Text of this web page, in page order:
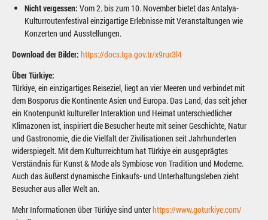
Nicht vergessen: Vom 2. bis zum 10. November bietet das Antalya-
Kulturroutenfestival einzigartige Erlebnisse mit Veranstaltungen wie
Konzerten und Ausstellungen.
Download der Bilder: https://docs.tga.gov.tr/x9rur3l4
Über Türkiye:
Türkiye, ein einzigartiges Reiseziel, liegt an vier Meeren und verbindet mit
dem Bosporus die Kontinente Asien und Europa. Das Land, das seit jeher
ein Knotenpunkt kultureller Interaktion und Heimat unterschiedlicher
Klimazonen ist, inspiriert die Besucher heute mit seiner Geschichte, Natur
und Gastronomie, die die Vielfalt der Zivilisationen seit Jahrhunderten
widerspiegelt. Mit dem Kulturreichtum hat Türkiye ein ausgeprägtes
Verständnis für Kunst & Mode als Symbiose von Tradition und Moderne.
Auch das äußerst dynamische Einkaufs- und Unterhaltungsleben zieht
Besucher aus aller Welt an.
Mehr Informationen über Türkiye sind unterhttps://www.goturkiye.com/